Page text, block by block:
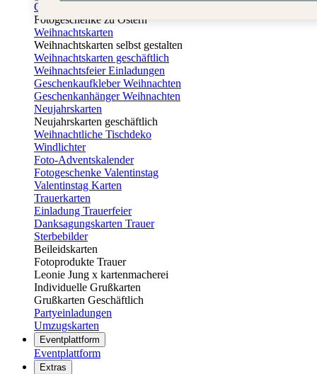
Osterkarten
Fotogeschenke zu Ostern
Weihnachtskarten
Weihnachtskarten selbst gestalten
Weihnachtskarten geschäftlich
Weihnachtsfeier Einladungen
Geschenkaufkleber Weihnachten
Geschenkanhänger Weihnachten
Neujahrskarten
Neujahrskarten geschäftlich
Weihnachtliche Tischdeko
Windlichter
Foto-Adventskalender
Fotogeschenke Valentinstag
Valentinstag Karten
Trauerkarten
Einladung Trauerfeier
Danksagungskarten Trauer
Sterbebilder
Beileidskarten
Fotoprodukte Trauer
Leonie Jung x kartenmacherei
Individuelle Grußkarten
Grußkarten Geschäftlich
Partyeinladungen
Umzugskarten
Eventplattform
Eventplattform
Extras